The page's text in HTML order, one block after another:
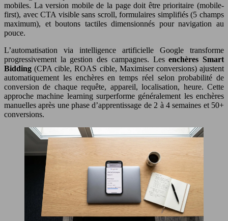
mobiles. La version mobile de la page doit être prioritaire (mobile-
first), avec CTA visible sans scroll, formulaires simplifiés (5 champs
maximum), et boutons tactiles dimensionnés pour navigation au
pouce.
L’automatisation via intelligence artificielle Google transforme
progressivement la gestion des campagnes. Lesenchères Smart
Bidding (CPA cible, ROAS cible, Maximiser conversions) ajustent
automatiquement les enchères en temps réel selon probabilité de
conversion de chaque requête, appareil, localisation, heure. Cette
approche machine learning surperforme généralement les enchères
manuelles après une phase d’apprentissage de 2 à 4 semaines et 50+
conversions.